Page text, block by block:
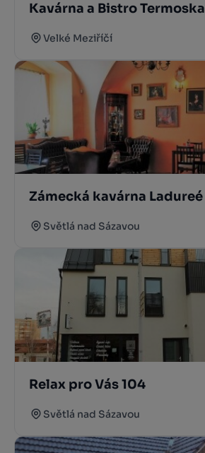
Kavárna a Bistro Termoska
Velké Meziříčí
Zámecká kavárna Ladureé
Světlá nad Sázavou
Relax pro Vás 104
Světlá nad Sázavou